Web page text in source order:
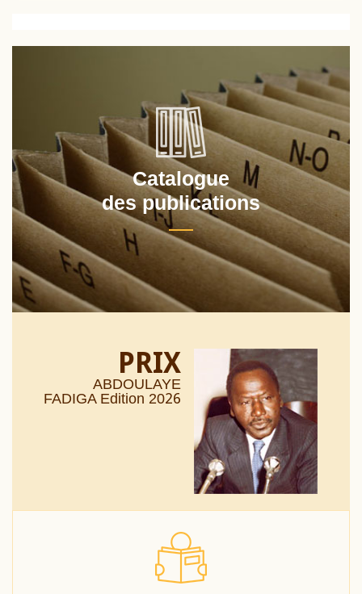
Catalogue
des publications
PRIX
ABDOULAYE
FADIGA Edition 2026